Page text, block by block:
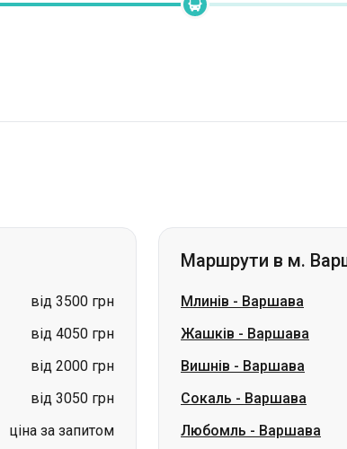
від 3500 грн
від 4050 грн
від 2000 грн
від 3050 грн
ціна за запитом
Маршрути в м.
Млинів - Варшава
Жашків - Варшава
Вишнів - Варшава
Сокаль - Варшава
Любомль - Варшава